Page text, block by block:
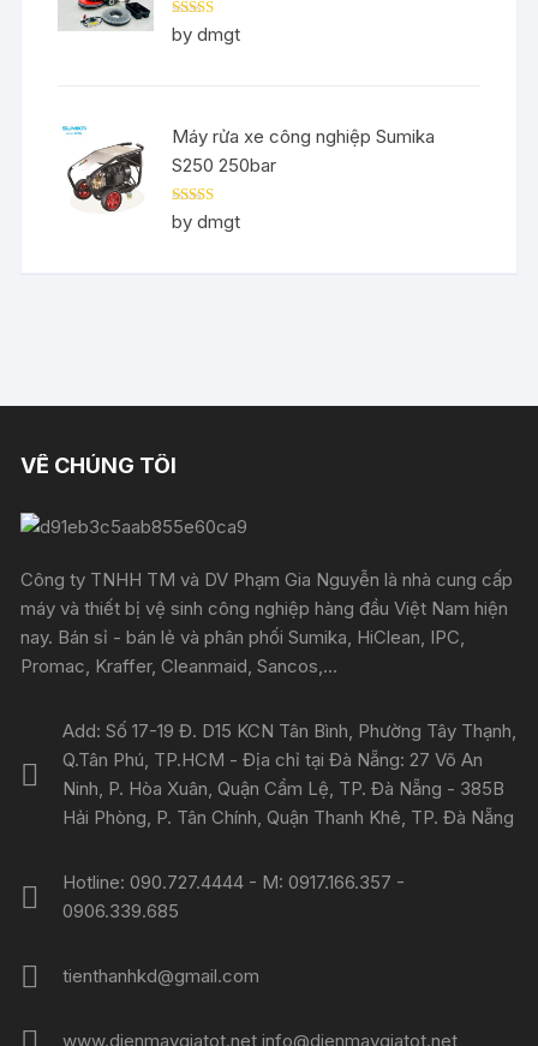
Rated5out
of 5
by dmgt
Máy rửa xe công nghiệp Sumika
S250 250bar
Rated5out
of 5
by dmgt
VỀ CHÚNG TÔI
Công ty TNHH TM và DV Phạm Gia Nguyễn là nhà cung cấp
máy và thiết bị vệ sinh công nghiệp hàng đầu Việt Nam hiện
nay. Bán sỉ - bán lẻ và phân phối Sumika, HiClean, IPC,
Promac, Kraffer, Cleanmaid, Sancos,...
Add: Số 17-19 Đ. D15 KCN Tân Bình, Phường Tây Thạnh,
Q.Tân Phú, TP.HCM - Địa chỉ tại Đà Nẵng: 27 Võ An
Ninh, P. Hòa Xuân, Quận Cẩm Lệ, TP. Đà Nẵng - 385B
Hải Phòng, P. Tân Chính, Quận Thanh Khê, TP. Đà Nẵng
Hotline: 090.727.4444 - M: 0917.166.357 -
0906.339.685
tienthanhkd@gmail.com
www.dienmaygiatot.net info@dienmaygiatot.net